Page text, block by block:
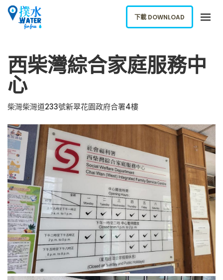
關於我們
下載應用
報告新飲水機
ENGLISH
下載 DOWNLOAD
西柴灣綜合家庭服務中
心
柴灣柴灣道233號新翠花園政府合署4樓
下載 DOWNLOAD